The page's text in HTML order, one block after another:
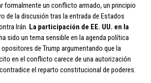
formalmente un conflicto armado, un principio
de la discusión tras la entrada de Estados
Irán. La participación de EE. UU. en la
sido un tema sensible en la agenda política
de Trump argumentando que la
en el conflicto carece de una autorización
el reparto constitucional de poderes.